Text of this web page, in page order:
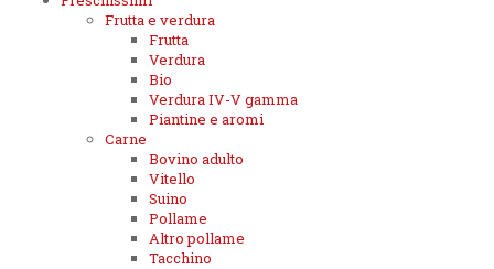
Frutta e verdura
Frutta
Verdura
Bio
Verdura IV-V gamma
Piantine e aromi
Carne
Bovino adulto
Vitello
Suino
Pollame
Altro pollame
Tacchino